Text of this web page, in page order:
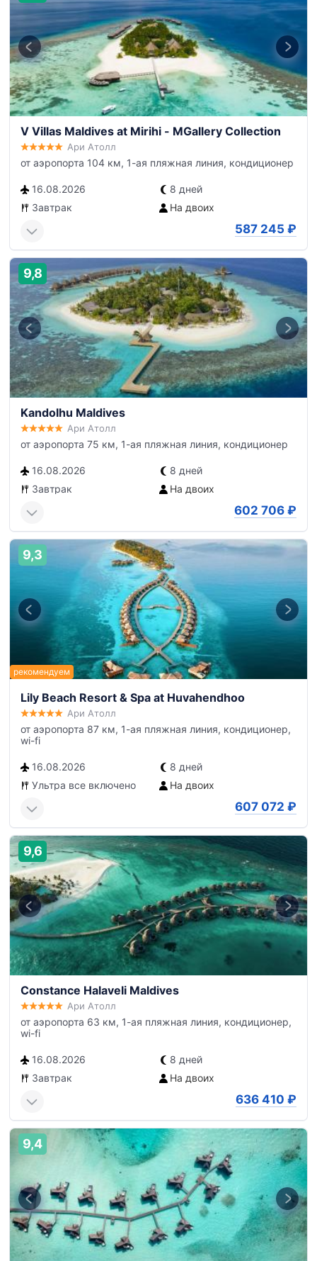
V Villas Maldives at Mirihi - MGallery Collection
Ари Атолл
от аэропорта 104 км, 1-ая пляжная линия, кондиционер
16.08.2026
8 дней
Завтрак
На двоих
587 245 ₽
9,8
Kandolhu Maldives
Ари Атолл
от аэропорта 75 км, 1-ая пляжная линия, кондиционер
16.08.2026
8 дней
Завтрак
На двоих
602 706 ₽
9,3
Lily Beach Resort & Spa at Huvahendhoo
Ари Атолл
от аэропорта 87 км, 1-ая пляжная линия, кондиционер,
wi-fi
16.08.2026
8 дней
Ультра все включено
На двоих
607 072 ₽
9,6
Constance Halaveli Maldives
Ари Атолл
от аэропорта 63 км, 1-ая пляжная линия, кондиционер,
wi-fi
16.08.2026
8 дней
Завтрак
На двоих
636 410 ₽
9,4